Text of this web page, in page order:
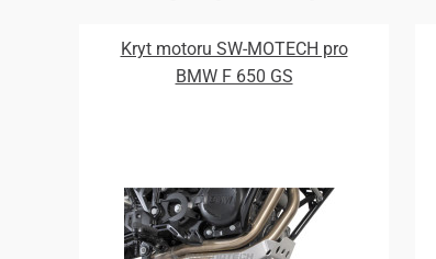
Kryt motoru SW-MOTECH pro
BMW F 650 GS